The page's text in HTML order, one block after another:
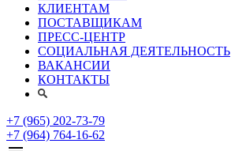
КЛИЕНТАМ
ПОСТАВЩИКАМ
ПРЕСС-ЦЕНТР
СОЦИАЛЬНАЯ ДЕЯТЕЛЬНОСТЬ
ВАКАНСИИ
КОНТАКТЫ
+7 (965) 202-73-79
+7 (964) 764-16-62